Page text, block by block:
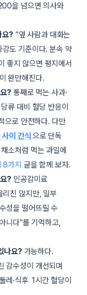
을 넘으면 의사와
요? “옆 사람과 대화는
도 기준이다. 분속 약
지 않으면 평지에서
완만해진다.
? 통째로 먹는 사과·
류 대비 혈당 반응이
으로 안전하다. 다만
사이 간식 으로 단독
소처럼 먹는 과일에
8가지 글을 함께 보자.
? 인공감미료
리진 않지만, 일부
성을 떨어뜨릴 수
니다 를 기억하고,
나요? 가능하다.
감수성이 개선되며
레·식후 1시간 혈당이